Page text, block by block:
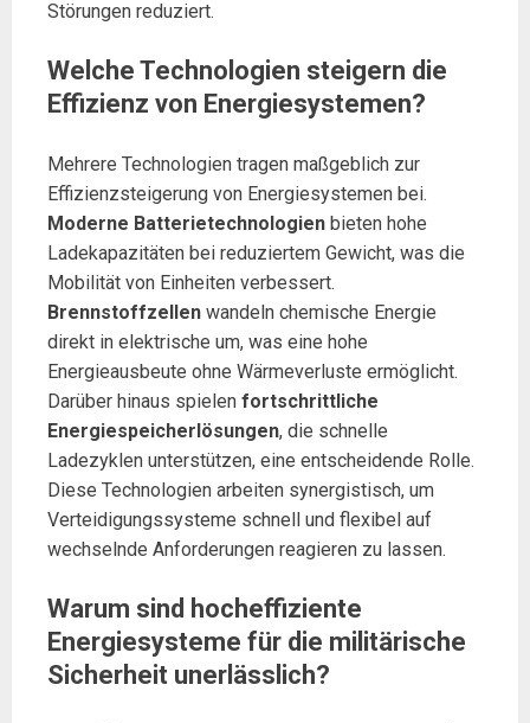
Störungen reduziert.
Welche Technologien steigern die
Effizienz von Energiesystemen?
Mehrere Technologien tragen maßgeblich zur
Effizienzsteigerung von Energiesystemen bei.
Moderne Batterietechnologien bieten hohe
Ladekapazitäten bei reduziertem Gewicht, was die
Mobilität von Einheiten verbessert.
Brennstoffzellen wandeln chemische Energie
direkt in elektrische um, was eine hohe
Energieausbeute ohne Wärmeverluste ermöglicht.
Darüber hinaus spielen fortschrittliche
Energiespeicherlösungen, die schnelle
Ladezyklen unterstützen, eine entscheidende Rolle.
Diese Technologien arbeiten synergistisch, um
Verteidigungssysteme schnell und flexibel auf
wechselnde Anforderungen reagieren zu lassen.
Warum sind hocheffiziente
Energiesysteme für die militärische
Sicherheit unerlässlich?